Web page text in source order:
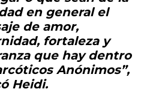
en general el
de amor,
fortaleza y
que hay dentro
Anónimos”,
Heidi.